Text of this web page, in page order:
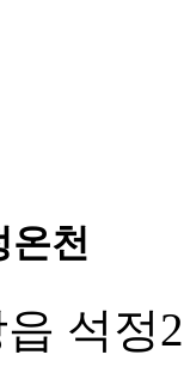
온천
석정